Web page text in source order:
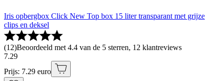
Iris opbergbox Click New Top box 15 liter transparant met grijze
clips en deksel
(12)Beoordeeld met 4.4 van de 5 sterren, 12 klantreviews
7.29
Prijs: 7.29 euro